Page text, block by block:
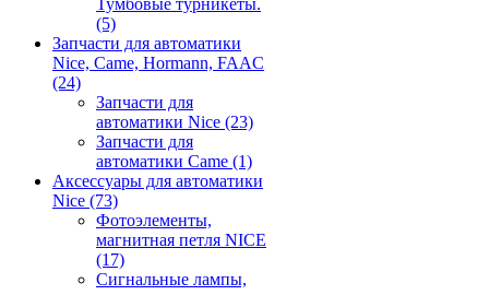
Тумбовые турникеты.
(5)
Запчасти для автоматики
Nice, Came, Hormann, FAAC
(24)
Запчасти для
автоматики Nice (23)
Запчасти для
автоматики Came (1)
Аксессуары для автоматики
Nice (73)
Фотоэлементы,
магнитная петля NICE
(17)
Сигнальные лампы,